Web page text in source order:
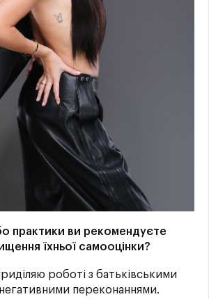
практики ви рекомендуєте
їхньої самооцінки?
роботі з батьківськими
переконаннями.